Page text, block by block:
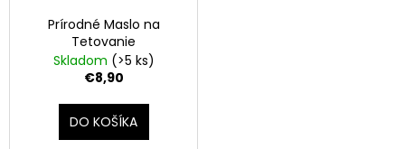
Prírodné Maslo na
Tetovanie
Skladom (>5 ks)
€8,90
DO KOŠÍKA